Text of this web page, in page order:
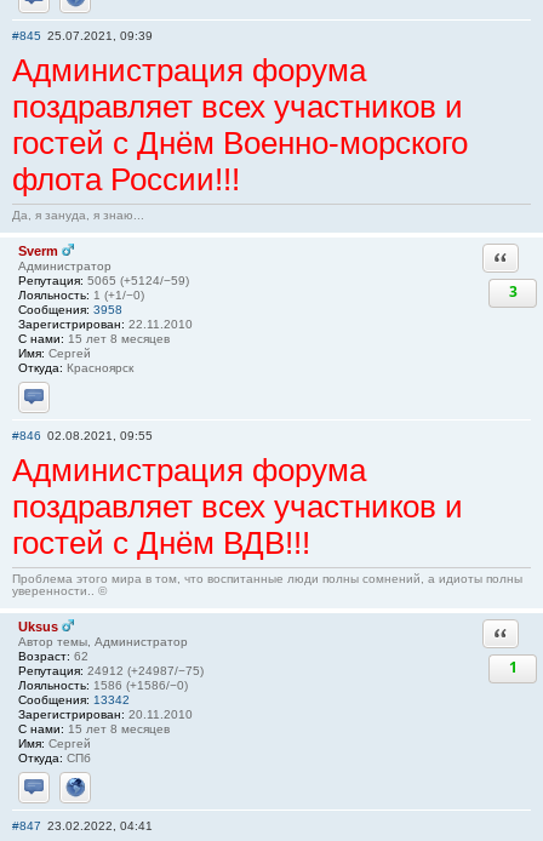
Отправить личное сообщение
Сайт
#845 25.07.2021, 09:39
Администрация форума
поздравляет всех участников и
гостей с Днём Военно-морского
флота России!!!
Да, я зануда, я знаю...
Sverm
Администратор
Репутация: 5065 (+5124/−59)
Лояльность: 1 (+1/−0)
Сообщения: 3958
Зарегистрирован: 22.11.2010
С нами: 15 лет 8 месяцев
Имя: Сергей
Откуда: Красноярск
Отправить личное сообщение
3
#846 02.08.2021, 09:55
Администрация форума
поздравляет всех участников и
гостей с Днём ВДВ!!!
Проблема этого мира в том, что воспитанные люди полны сомнений, а идиоты полны
уверенности.. ©
Uksus
Автор темы, Администратор
Возраст: 62
Репутация: 24912 (+24987/−75)
Лояльность: 1586 (+1586/−0)
Сообщения: 13342
Зарегистрирован: 20.11.2010
С нами: 15 лет 8 месяцев
Имя: Сергей
Откуда: СПб
Отправить личное сообщение
Сайт
1
#847 23.02.2022, 04:41